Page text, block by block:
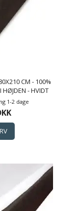
CM - 100%
HØJDEN - HVIDT
BORÅS COTTON
1-2 dage